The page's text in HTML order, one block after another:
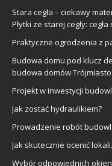
Stara cegła – ciekawy
Płytki ze starej cegły:
Praktyczne ogrodzenia z
Budowa domu pod klucz
budowa domów Trójmiasto
Projekt w inwestycji
Jak zostać hydraulikiem?
Prowadzenie robót
Jak skutecznie ocenić
Wybór odpowiednich okien